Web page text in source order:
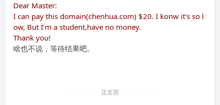
Dear Master:
I can pay this domain(chenhua.com) $20. I konw it’s so l
ow, But I’m a student,have no money.
Thank you!
啥也不说，等待结果吧。
正文完